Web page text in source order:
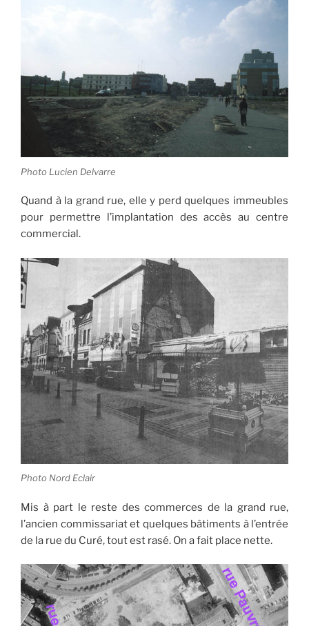
Photo Lucien Delvarre
Quand à la grand rue, elle y perd quelques immeubles
pour permettre l’implantation des accès au centre
commercial.
Photo Nord Eclair
Mis à part le reste des commerces de la grand rue,
l’ancien commissariat et quelques bâtiments à l’entrée
de la rue du Curé, tout est rasé. On a fait place nette.